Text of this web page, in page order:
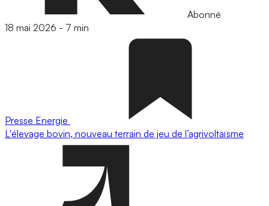
Abonné
18 mai 2026 - 7 min
Presse Energie
L'élevage bovin, nouveau terrain de jeu de l’agrivoltaïsme